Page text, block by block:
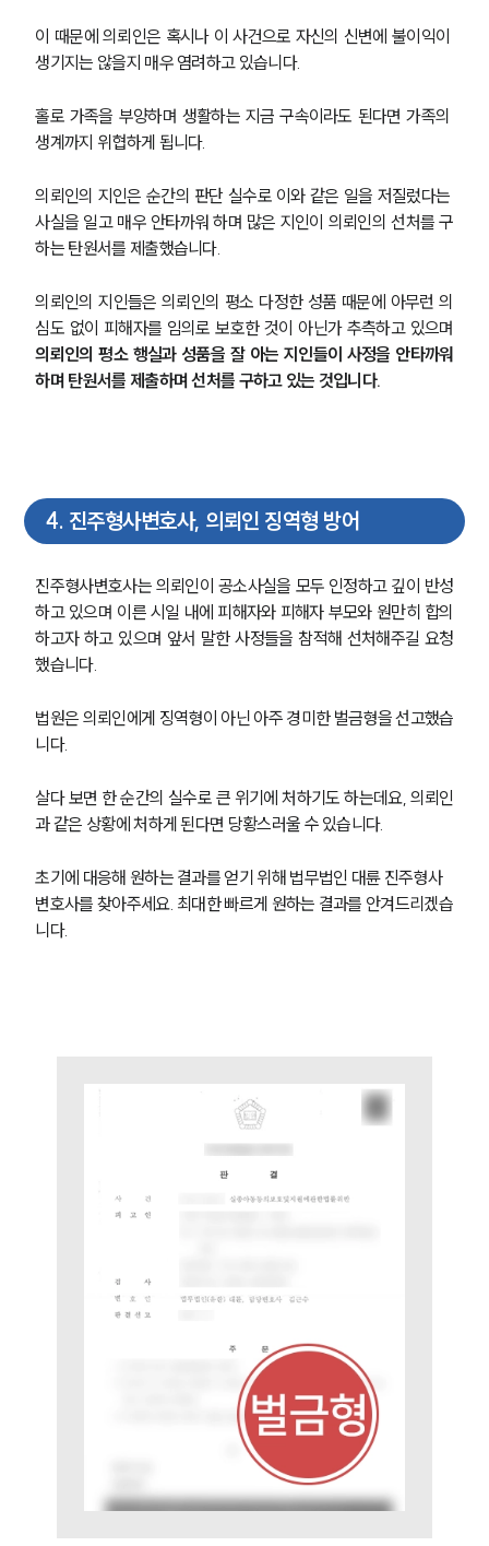
대륜의 강점
글로벌 파트너 로펌
고객의 소리
통합검색
AI대륜
업무사례
주요 업무사례
이 때문에 의뢰인은 혹시나 이 사건으로 자신의 신변에 불이익이
생기지는 않을지 매우 염려하고 있습니다.
홀로 가족을 부양하며 생활하는 지금 구속이라도 된다면 가족의
생계까지 위협하게 됩니다.
의뢰인의 지인은 순간의 판단 실수로 이와 같은 일을 저질렀다는
사실을 일고 매우 안타까워 하며 많은 지인이 의뢰인의 선처를 구
하는 탄원서를 제출했습니다.
의뢰인의 지인들은 의뢰인의 평소 다정한 성품 때문에 아무런 의
심도 없이 피해자를 임의로 보호한 것이 아닌가 추측하고 있으며
의뢰인의 평소 행실과 성품을 잘 아는 지인들이 사정을 안타까워
하며 탄원서를 제출하며 선처를 구하고 있는 것입니다.
4. 진주형사변호사, 의뢰인 징역형 방어
진주형사변호사는 의뢰인이 공소사실을 모두 인정하고 깊이 반성
하고 있으며 이른 시일 내에 피해자와 피해자 부모와 원만히 합의
하고자 하고 있으며 앞서 말한 사정들을 참적해 선처해주길 요청
했습니다.
법원은 의뢰인에게 징역형이 아닌 아주 경미한 벌금형을 선고했습
니다.
살다 보면 한 순간의 실수로 큰 위기에 처하기도 하는데요, 의뢰인
과 같은 상황에 처하게 된다면 당황스러울 수 있습니다.
초기에 대응해 원하는 결과를 얻기 위해 법무법인 대륜 진주형사
변호사를 찾아주세요. 최대한 빠르게 원하는 결과를 안겨드리겠습
니다.